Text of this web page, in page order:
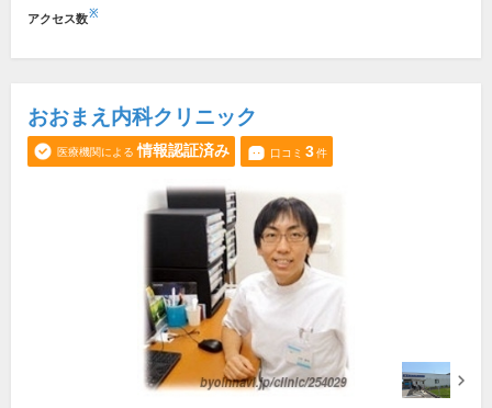
アクセス数※
おおまえ内科クリニック
医療機関による 情報認証済み 口コミ 3件